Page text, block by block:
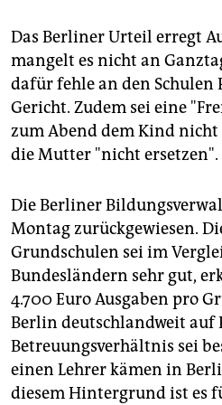
Das Berliner Urteil erregt
mangelt es nicht an
dafür fehle an den Schulen
Gericht. Zudem sei eine
zum Abend dem Kind
die Mutter "nicht ersetzen".
Die Berliner
Montag zurückgewiesen.
Grundschulen sei im
Bundesländern sehr gut,
4.700 Euro Ausgaben pro
Berlin deutschlandweit auf
Betreuungsverhältnis sei
einen Lehrer kämen in
diesem Hintergrund ist es